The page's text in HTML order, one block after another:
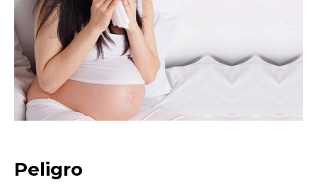
Peligro